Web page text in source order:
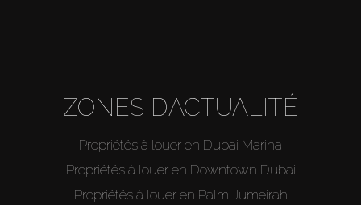
ZONES D’ACTUALITÉ
Propriétés à louer en Dubai Marina
Propriétés à louer en Downtown Dubai
Propriétés à louer en Palm Jumeirah